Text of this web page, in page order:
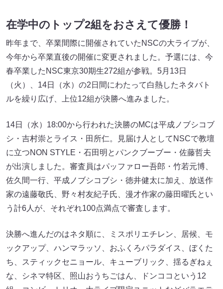
在学中のトップ2組をおさえて優勝！
昨年まで、卒業間際に開催されていたNSCの大ライブが、
今年から卒業直後の開催に変更されました。予選には、今
春卒業したNSC東京30期生272組が参戦。5月13日
（火）、14日（水）の2日間にわたって白熱したネタバト
ルを繰り広げ、上位12組が決勝へ進みました。
14日（水）18:00から行われた決勝のMCは平成ノブシコブ
シ・吉村崇とライス・田所仁。見届け人としてNSCで教壇
に立つNON STYLE・石田明とパンクブーブー・佐藤哲夫
が出演しました。審査員はパッファロー吾郎・竹若元博、
佐久間一行、平成ノブシコブシ・徳井健太に加え、放送作
家の遠藤敬氏、野々村友紀子氏、漫才作家の藤田曜氏とい
う計6人が、それぞれ100点満点で審査します。
決勝へ進んだのはネタ順に、ミスポリエチレン、居候、モ
ックアップ、ハンマラッソ、おふくろパラダイス、ぼくた
ち、スティックセニョール、キューブリック、揺るぎねぇ
な、シネマ特区、照山おうちごはん、ドンココという12